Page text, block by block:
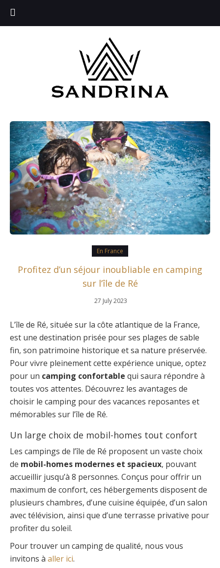
En France
Profitez d’un séjour inoubliable en camping
sur l’île de Ré
27 July 2023
L’île de Ré, située sur la côte atlantique de la France,
est une destination prisée pour ses plages de sable
fin, son patrimoine historique et sa nature préservée.
Pour vivre pleinement cette expérience unique, optez
pour un camping confortable qui saura répondre à
toutes vos attentes. Découvrez les avantages de
choisir le camping pour des vacances reposantes et
mémorables sur l’île de Ré.
Un large choix de mobil-homes tout confort
Les campings de l’île de Ré proposent un vaste choix
de mobil-homes modernes et spacieux, pouvant
accueillir jusqu’à 8 personnes. Conçus pour offrir un
maximum de confort, ces hébergements disposent de
plusieurs chambres, d’une cuisine équipée, d’un salon
avec télévision, ainsi que d’une terrasse privative pour
profiter du soleil.
Pour trouver un camping de qualité, nous vous
invitons à aller ici.